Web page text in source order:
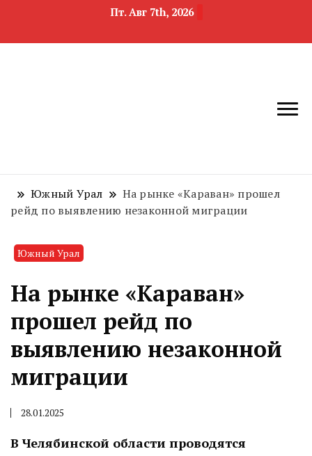
Пт. Авг 7th, 2026
область
недвижимости
Южный Урал
На рынке «Караван» прошел
рейд по выявлению незаконной миграции
Южный Урал
На рынке «Караван»
прошел рейд по
выявлению незаконной
миграции
28.01.2025
В Челябинской области проводятся